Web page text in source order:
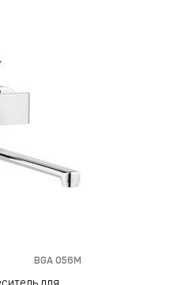
BGA 056M